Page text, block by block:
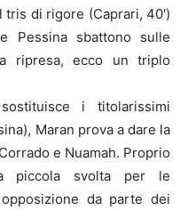
tris di rigore (Caprari, 40′)
Pessina sbattono sulle
ripresa, ecco un triplo
i titolarissimi
Maran prova a dare la
e Nuamah. Proprio
piccola svolta per le
da parte dei